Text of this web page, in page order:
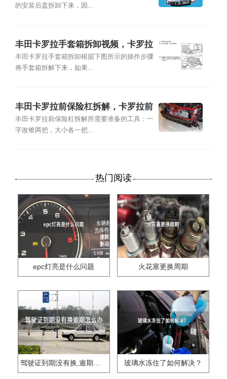
的安装后盖拆卸下来，因...
丰田卡罗拉手套箱拆卸视频，卡罗拉
手套箱怎么拆
丰田卡罗拉手套箱拆卸根据下图所示的操作步骤
将手套箱拆解下来，如果...
丰田卡罗拉前保险杠拆解，卡罗拉前
保险杠怎么拆卸
丰田卡罗拉前保险杠拆解所需要准备的工具：一
字改锥两把，大小各一把...
热门阅读
epc灯亮是什么问题 火花塞更换周期
驾驶证到期没有换,逾期怎么办?? 玻璃水冻住了如何解决？